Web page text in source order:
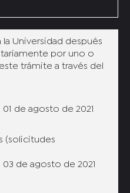
Universidad después
por uno o
trámite a través del
01 de agosto de 2021
(solicitudes
03 de agosto de 2021